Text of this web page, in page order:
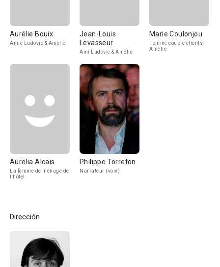
Aurélie Bouix
Amie Ludovic & Amélie
Jean-Louis
Levasseur
Ami Ludovic & Amélie
Marie Coulonjou
Femme couple clients
Amélie
Aurelia Alcais
La femme de ménage de
l'hôtel
Philippe Torreton
Narrateur (voix)
Dirección